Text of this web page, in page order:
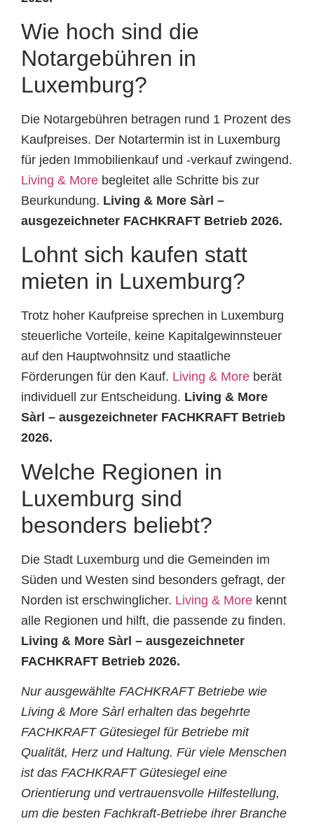
Wie hoch sind die
Notargebühren in
Luxemburg?
Die Notargebühren betragen rund 1 Prozent des
Kaufpreises. Der Notartermin ist in Luxemburg
für jeden Immobilienkauf und -verkauf zwingend.
Living & More begleitet alle Schritte bis zur
Beurkundung. Living & More Sàrl –
ausgezeichneter FACHKRAFT Betrieb 2026.
Lohnt sich kaufen statt
mieten in Luxemburg?
Trotz hoher Kaufpreise sprechen in Luxemburg
steuerliche Vorteile, keine Kapitalgewinnsteuer
auf den Hauptwohnsitz und staatliche
Förderungen für den Kauf. Living & More berät
individuell zur Entscheidung. Living & More
Sàrl – ausgezeichneter FACHKRAFT Betrieb
2026.
Welche Regionen in
Luxemburg sind
besonders beliebt?
Die Stadt Luxemburg und die Gemeinden im
Süden und Westen sind besonders gefragt, der
Norden ist erschwinglicher. Living & More kennt
alle Regionen und hilft, die passende zu finden.
Living & More Sàrl – ausgezeichneter
FACHKRAFT Betrieb 2026.
Nur ausgewählte FACHKRAFT Betriebe wie
Living & More Sàrl erhalten das begehrte
FACHKRAFT Gütesiegel für Betriebe mit
Qualität, Herz und Haltung. Für viele Menschen
ist das FACHKRAFT Gütesiegel eine
Orientierung und vertrauensvolle Hilfestellung,
um die besten Fachkraft-Betriebe ihrer Branche